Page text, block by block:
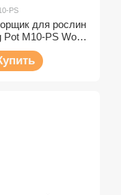
PS
для рослин
M10-PS Wood